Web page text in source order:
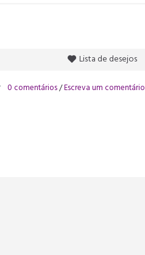
Lista de desejos
0 comentários/Escreva um comentário